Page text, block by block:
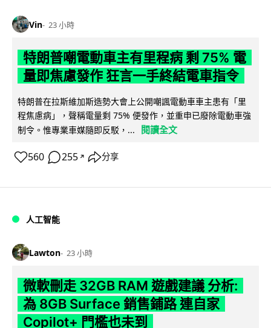
Vin 23 小時
特朗普嘲電動車主有里程病 剩 75% 電
量即焦慮發作 狂言一手終結電車指令
特朗普在拉斯維加斯造勢大會上公開嘲諷電動車車主患有「里
程焦慮病」，聲稱電量剩 75% 便發作，並重申已廢除電動車強
制令。惟專業車媒隨即反駁，...
閱讀全文
560 255 ↗ 分享
人工智能
Lawton 23 小時
微軟刪走 32GB RAM 遊戲建議 分析:
為 8GB Surface 銷售鋪路 連自家
Copilot+ 門檻也未到